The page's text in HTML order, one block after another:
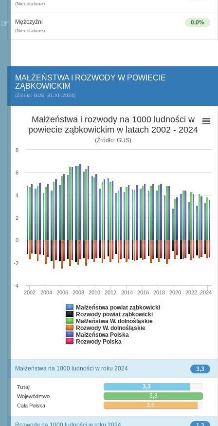
(Nieustalone)
0,0%
Mężczyźni
(Nieustalone)
MAŁŻEŃSTWA I ROZWODY W POWIECIE
ZĄBKOWICKIM
(Źródło: GUS, 31.XII.2024)
Małżeństwa i rozwody na 1000 ludności w
powiecie ząbkowickim w latach 2002 - 2024
(Źródło: GUS)
Małżeństwa powiat ząbkowicki
Rozwody powiat ząbkowicki
Małżeństwa W. dolnośląskie
Rozwody W. dolnośląskie
Małżeństwa Polska
Rozwody Polska
2002 2004 2006 2008 2010 2012 2014 2016 2018 2020 2022 2024
-4
-2
0
2
4
6
8
3,3
Małżeństwa na 1000 ludności w roku 2024
Tutaj 3,3
Województwo 3,8
Cała Polska 3,6